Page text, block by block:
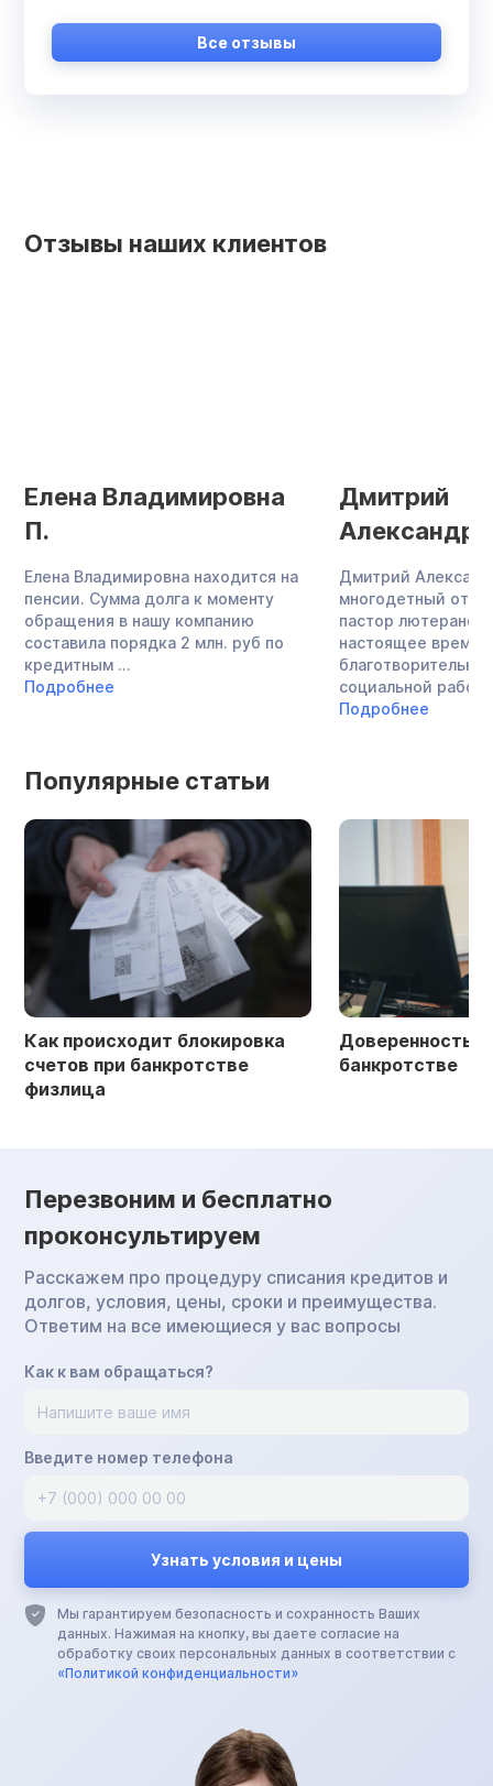
Все отзывы
Отзывы наших клиентов
Елена Владимировна
П.
Елена Владимировна находится на
пенсии. Сумма долга к моменту
обращения в нашу компанию
составила порядка 2 млн. руб по
кредитным ...
Подробнее
Дмитрий
Дмитрий
многодетный
пастор
настоящее время
социальной
Подробнее
Популярные статьи
Как происходит блокировка
счетов при банкротстве
физлица
Доверенность
банкротстве
Перезвоним и бесплатно
проконсультируем
Расскажем про процедуру списания кредитов и
долгов, условия, цены, сроки и преимущества.
Ответим на все имеющиеся у вас вопросы
Как к вам обращаться?
Введите номер телефона
Мы гарантируем безопасность и сохранность Ваших
данных. Нажимая на кнопку, вы даете согласие на
обработку своих персональных данных в соответствии с
«Политикой конфиденциальности»